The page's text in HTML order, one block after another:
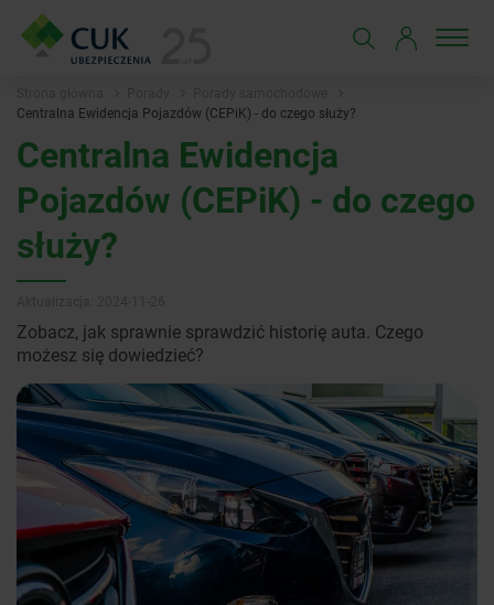
Centralna Ewidencja Pojazdów (CEPiK) - do czego służy?
Centralna Ewidencja
Pojazdów (CEPiK) - do czego
służy?
Zobacz, jak sprawnie sprawdzić historię auta. Czego
możesz się dowiedzieć?